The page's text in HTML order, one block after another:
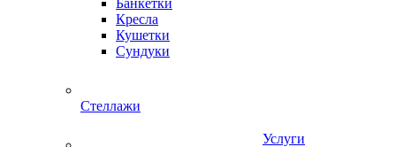
Банкетки
Кресла
Кушетки
Сундуки
Стеллажи
Услуги